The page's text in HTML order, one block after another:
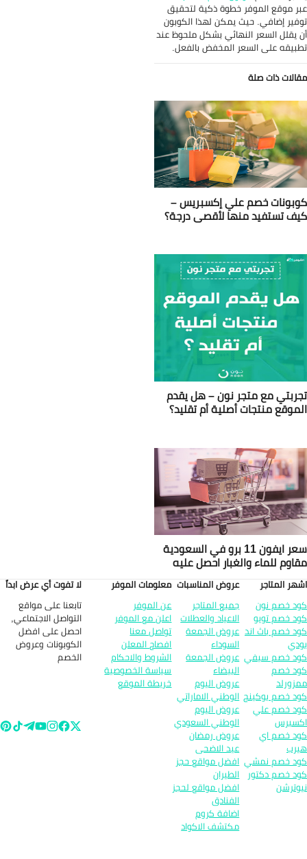
ذكية لتحقيق
لهذا الكوبون
بشكل ملحوظ عند
المخفض بالفعل.
إكسبريس –
لأقصى درجة؟
نون – هل يقدم
أم تقليد؟
ايفون 11 برو في السعودية
احصل عليه
المناسبات
المتاجر
والعطلات
الجمعة
الجمعة
اليوم
الاماراتي
اليوم
السعودي
رمضان
الاضحى
مواقع حجز
مواقع لحجز
معلومات الموفر
عن الموفر
اعلن مع الموفر
تواصل معنا
افصاح المعلن
الشروط والاحكام
سياسة الخصوصية
خريطة الموقع
لا تفوت أي عرض ابداً
تابعنا على مواقع
التواصل الاجتماعي,
احصل على افضل
الكوبونات وعروض
الخصم